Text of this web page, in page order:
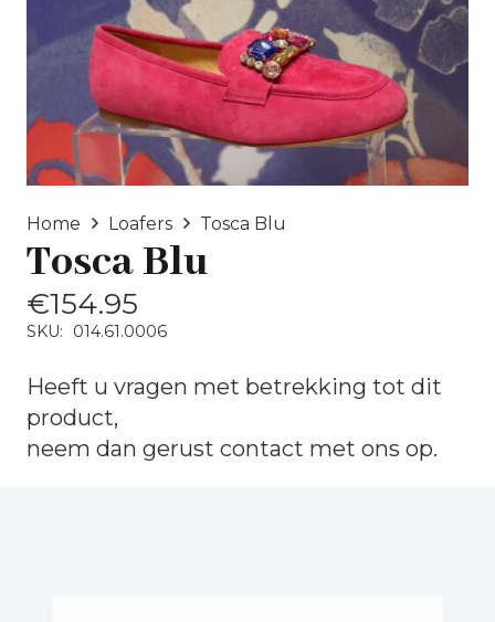
Home Loafers Tosca Blu
Tosca Blu
€154.95
SKU: 014.61.0006
Heeft u vragen met betrekking tot dit
product,
neem dan gerust contact met ons op.